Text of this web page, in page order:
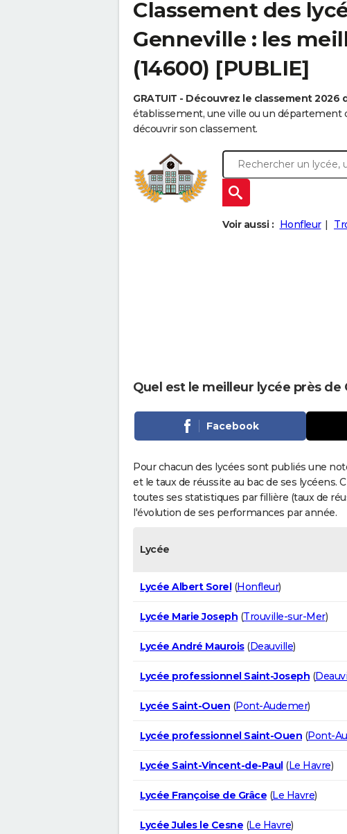
Classement des
Genneville : les
(14600) [PUBLIE]
GRATUIT - Découvrez le classement 2026
établissement, une ville ou un département
découvrir son classement.
Voir aussi : Honfleur
Quel est le meilleur lycée près de
Facebook
Pour chacun des lycées sont publiés une
et le taux de réussite au bac de ses lycéens.
toutes ses statistiques par fillière (taux de
l'évolution de ses performances par année.
Lycée
Lycée Albert Sorel(Honfleur)
Lycée Marie Joseph (Trouville-sur-Mer)
Lycée André Maurois(Deauville)
Lycée professionnel Saint-Joseph (
Lycée Saint-Ouen (Pont-Audemer)
Lycée professionnel Saint-Ouen (Pont-
Lycée Saint-Vincent-de-Paul(Le Havre)
Lycée Françoise de Grâce (Le Havre)
Lycée Jules le Cesne (Le Havre)